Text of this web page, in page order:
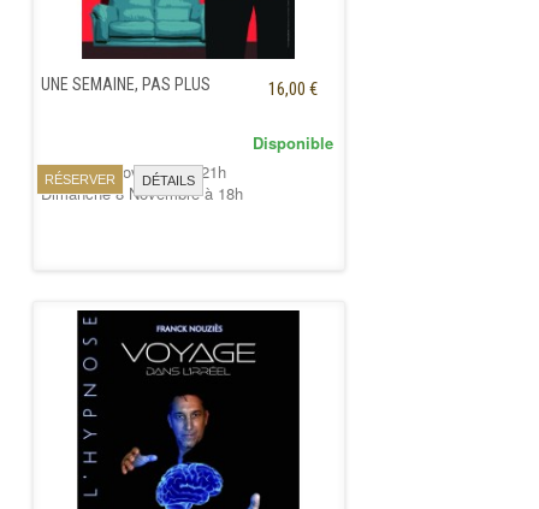
UNE SEMAINE, PAS PLUS 16,00 €
RÉSERVER DÉTAILS
Disponible
Samedi 7 Novembre à 21h
Dimanche 8 Novembre à 18h